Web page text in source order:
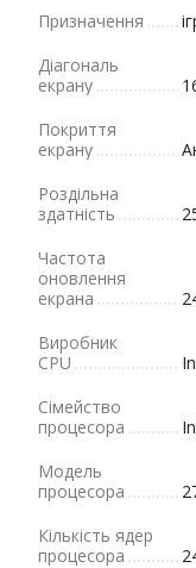
Призначення
Діагональ
екрану
Покриття
екрану
Роздільна
здатність
Частота
оновлення
екрана
Виробник
CPU
Сімейство
процесора
Модель
процесора
Кількість ядер
процесора